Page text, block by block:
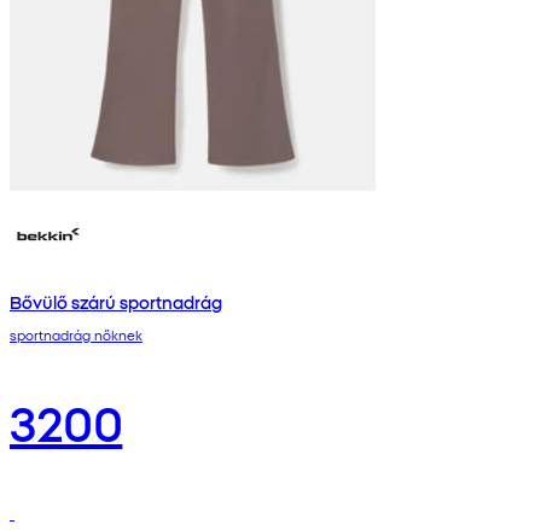
Bővülő szárú sportnadrág
sportnadrág nőknek
3200